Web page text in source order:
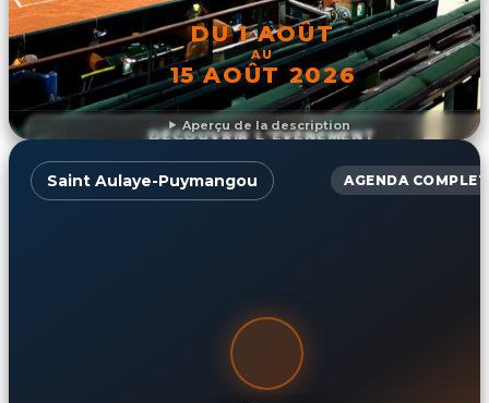
Aperçu de la description
DU 1 AOÛT
AU
15 AOÛT 2026
DÉCOUVRIR L'ÉVÉNEMENT
Saint Aulaye-Puymangou AGENDA COMPLET